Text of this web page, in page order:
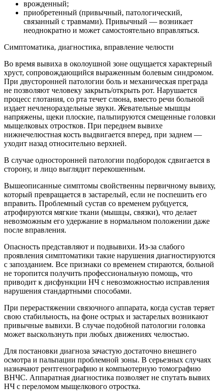
врожденный;
приобретенный (привычный, патологический,
связанный с травмами). Привычный — возникает
неоднократно и может самостоятельно вправляться.
Симптоматика, диагностика, вправление челюсти
Во время вывиха в околоушной зоне ощущается характерный
хруст, сопровождающийся выраженным болевым синдромом.
При двусторонней патологии боль и механическая преграда
не позволяют человеку закрыть/открыть рот. Нарушается
процесс глотания, со рта течет слюна, вместо речи больной
издает нечленораздельные звуки. Жевательные мышцы
напряжены, щеки плоские, пальпируются смещенные головки
мыщелковых отростков. При переднем вывихе
нижнечелюстная кость выдвигается вперед, при заднем —
уходит назад относительно верхней.
В случае односторонней патологии подбородок сдвигается в
сторону, и лицо выглядит перекошенным.
Вышеописанные симптомы свойственны первичному вывиху,
который превращается в застарелый, если не поспешить его
вправить. Проблемный сустав со временем рубцуется,
атрофируются мягкие ткани (мышцы, связки), что делает
невозможным его удержание в нормальном положении даже
после вправления.
Опасность представляют и подвывихи. Из-за слабого
проявления симптоматики такие нарушения диагностируются
с запозданием. Все признаки со временем стираются, больной
не торопится получить профессиональную помощь, что
приводит к дисфункции НЧ с невозможностью исправления
нарушения стандартными способами.
При перерастяжении связочного аппарата, когда сустав теряет
свою стабильность, на фоне острых и застарелых возникают
привычные вывихи. В случае подобной патологии головка
может выскользнуть при любых движениях челюстью.
Для постановки диагноза зачастую достаточно внешнего
осмотра и пальпации проблемной зоны. В серьезных случаях
назначают рентгенографию и компьютерную томографию
ВНЧС. Аппаратная диагностика позволяет не спутать вывих
НЧ с переломом мыщелкового отростка.